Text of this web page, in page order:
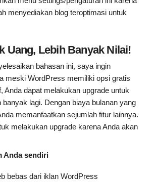
menyediakan blog teroptimasi untuk
Uang, Lebih Banyak Nilai!
bahasan ini, saya ingin
meski WordPress memiliki opsi gratis
Anda dapat melakukan upgrade untuk
banyak lagi. Dengan biaya bulanan yang
memanfaatkan sejumlah fitur lainnya.
melakukan upgrade karena Anda akan
Anda sendiri
bebas dari iklan WordPress